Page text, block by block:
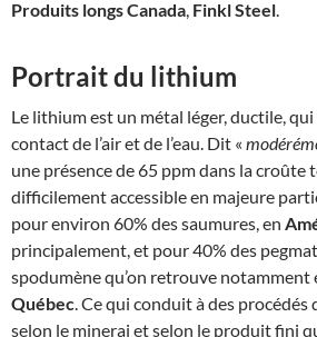
Produits longs Canada, Finkl Steel.
Portrait du lithium
Le lithium est un métal léger, ductile, qui
contact de l’air et de l’eau. Dit «
une présence de 65 ppm dans la croûte
difficilement accessible en majeure
pour environ 60% des saumures, en
principalement, et pour 40% des
spodumène qu’on retrouve notamment
Québec. Ce qui conduit à des
selon le minerai et selon le produit fini